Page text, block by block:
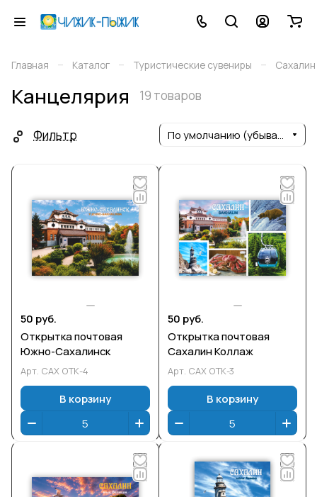
Главная – Каталог – Туристические сувениры – Сахалин
Канцелярия 19 товаров
Фильтр По умолчанию (убывание)
50 руб.
Открытка почтовая
Южно-Сахалинск
Арт. САХ ОТК-4
В корзину
50 руб.
Открытка почтовая
Сахалин Коллаж
Арт. САХ ОТК-3
В корзину